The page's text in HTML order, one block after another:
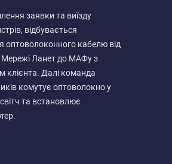
заявки та виїзду
відбувається
оптоволоконного кабелю від
Ланет до МАФу з
клієнта. Далі команда
комутує оптоволокно у
та встановлює